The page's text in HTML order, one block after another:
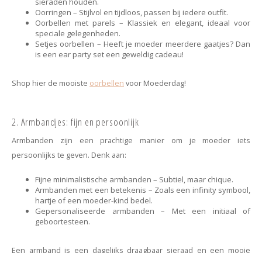
Oorringen – Stijlvol en tijdloos, passen bij iedere outfit.
Oorbellen met parels – Klassiek en elegant, ideaal voor
speciale gelegenheden.
Setjes oorbellen – Heeft je moeder meerdere gaatjes? Dan
is een ear party set een geweldig cadeau!
Shop hier de mooiste oorbellen voor Moederdag!
2. Armbandjes: fijn en persoonlijk
Armbanden zijn een prachtige manier om je moeder iets
persoonlijks te geven. Denk aan:
Fijne minimalistische armbanden – Subtiel, maar chique.
Armbanden met een betekenis – Zoals een infinity symbool,
hartje of een moeder-kind bedel.
Gepersonaliseerde armbanden – Met een initiaal of
geboortesteen.
Een armband is een dagelijks draagbaar sieraad en een mooie